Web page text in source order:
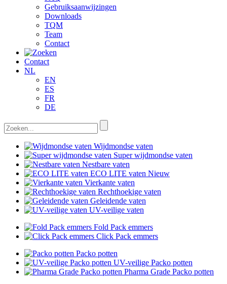
Gebruiksaanwijzingen
Downloads
TQM
Team
Contact
Contact
NL
EN
ES
FR
DE
Wijdmondse vaten
Super wijdmondse vaten
Nestbare vaten
ECO LITE vaten Nieuw
Vierkante vaten
Rechthoekige vaten
Geleidende vaten
UV-veilige vaten
Fold Pack emmers
Click Pack emmers
Packo potten
UV-veilige Packo potten
Pharma Grade Packo potten